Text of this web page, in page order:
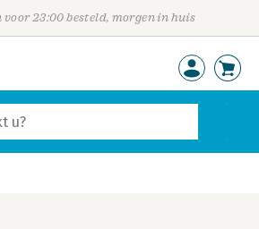
voor 23:00 besteld, morgen in huis